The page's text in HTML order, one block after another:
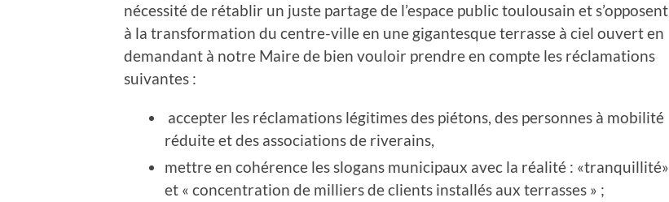
nécessité de rétablir un juste partage de l’espace public toulousain et s’opposent
à la transformation du centre-ville en une gigantesque terrasse à ciel ouvert en
demandant à notre Maire de bien vouloir prendre en compte les réclamations
suivantes :
accepter les réclamations légitimes des piétons, des personnes à mobilité
réduite et des associations de riverains,
mettre en cohérence les slogans municipaux avec la réalité : «tranquillité»
et « concentration de milliers de clients installés aux terrasses » ;